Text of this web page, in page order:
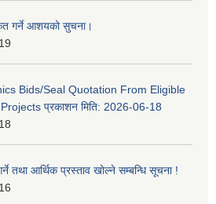
गर्ने आशयको सुचना।
Bids/Seal Quotation From Eligible
प्रकाशन मिति: 2026-06-18
तथा आर्थिक प्रस्ताव खोल्ने सम्बन्धि सूचना !